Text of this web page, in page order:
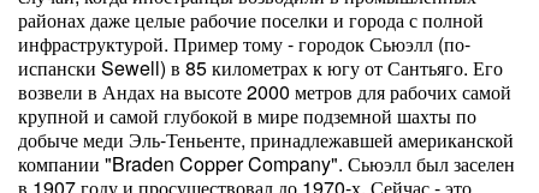
районах даже целые рабочие поселки и города с полной
инфраструктурой. Пример тому - городок Сьюэлл (по-
испански Sewell) в 85 километрах к югу от Сантьяго. Его
возвели в Андах на высоте 2000 метров для рабочих самой
крупной и самой глубокой в мире подземной шахты по
добыче меди Эль-Теньенте, принадлежавшей американской
компании "Braden Copper Company". Сьюэлл был заселен